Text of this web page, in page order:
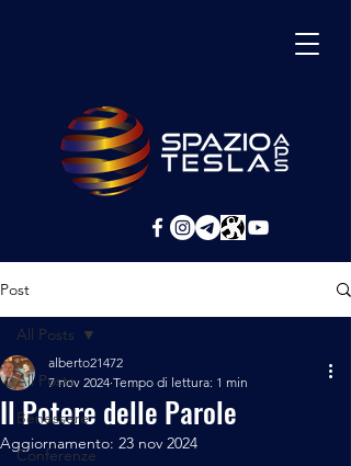
Post
All Posts
Benessere
Conferenze
All Posts
Il Potere delle Parole
alberto21472
7 nov 2024 Tempo di lettura: 1 min
Aggiornamento: 23 nov 2024